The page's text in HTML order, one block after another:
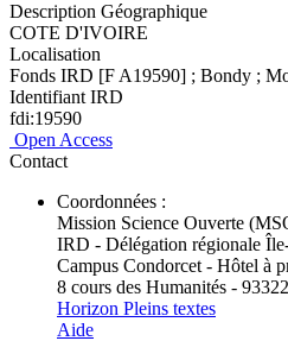
Description Géographique
COTE D'IVOIRE
Localisation
Fonds IRD [F A19590] ; Bondy ;
Identifiant IRD
fdi:19590
Open Access
Contact
Coordonnées :
Mission Science Ouverte
IRD - Délégation régionale
Campus Condorcet - Hôtel à
8 cours des Humanités -
Horizon Pleins textes
Aide